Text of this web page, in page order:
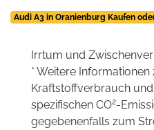
Audi A3 in Oranienburg Kaufen
Irrtum und
* Weitere
Kraftstoffverbrauch
spezifischen CO2-
gegebenenfalls zum